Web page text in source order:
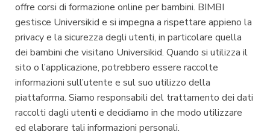
offre corsi di formazione online per bambini. BIMBI
gestisce Universikid e si impegna a rispettare appieno la
privacy e la sicurezza degli utenti, in particolare quella
dei bambini che visitano Universikid. Quando si utilizza il
sito o l’applicazione, potrebbero essere raccolte
informazioni sull’utente e sul suo utilizzo della
piattaforma. Siamo responsabili del trattamento dei dati
raccolti dagli utenti e decidiamo in che modo utilizzare
ed elaborare tali informazioni personali.